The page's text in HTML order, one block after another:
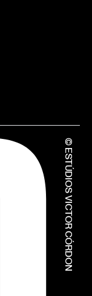
© ESTÚDIOS VICTOR CÓRDON